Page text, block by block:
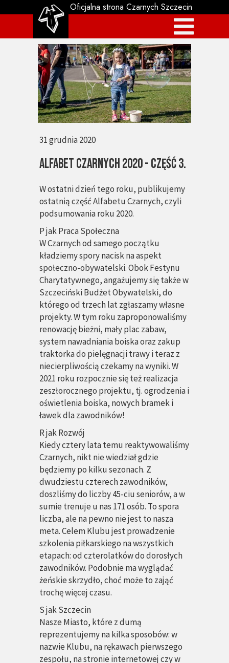
W ostatni dzień tego roku, publikujemy
ostatnią część Alfabetu Czarnych, czyli
podsumowania roku 2020.
PjakPraca Społeczna
W Czarnych od samego początku
kładziemy spory nacisk na aspekt
społeczno-obywatelski. Obok Festynu
Charytatywnego, angażujemy się także w
Szczeciński Budżet Obywatelski, do
którego od trzech lat zgłaszamy własne
projekty. W tym roku zaproponowaliśmy
renowację bieżni, mały plac zabaw,
system nawadniania boiska oraz zakup
traktorka do pielęgnacji trawy i teraz z
niecierpliwością czekamy na wyniki. W
2021 roku rozpocznie się też realizacja
zeszłorocznego projektu, tj. ogrodzenia i
oświetlenia boiska, nowych bramek i
ławek dla zawodników!
RjakRozwój
Kiedy cztery lata temu reaktywowaliśmy
Czarnych, nikt nie wiedział gdzie
będziemy po kilku sezonach. Z
dwudziestu czterech zawodników,
doszliśmy do liczby 45-ciu seniorów, a w
sumie trenuje u nas 171 osób. To spora
liczba, ale na pewno nie jest to nasza
meta. Celem Klubu jest prowadzenie
szkolenia piłkarskiego na wszystkich
etapach: od czterolatków do dorosłych
zawodników. Podobnie ma wyglądać
żeńskie skrzydło, choć może to zająć
trochę więcej czasu.
SjakSzczecin
Nasze Miasto, które z dumą
reprezentujemy na kilka sposobów: w
nazwie Klubu, na rękawach pierwszego
zespołu, na stronie internetowej czy w
Alfabet Czarnych 2020 - część 3.
31 grudnia 2020
Oficjalna strona Czarnych Szczecin